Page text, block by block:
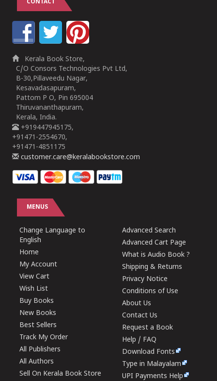
CONTACT
Kerala Book Store,
C/O Consors Technologies Pvt Ltd,
B-30,Pillaveedu Nagar,
Kesavadasapuram,
Pattom P O, Pin 695004
Thiruvananthapuram,
Kerala, India.
+919447945175,
+91471-2554670,
+91471-4851175
customer.care@keralabookstore.com
MENUS
Change Language to
English
Home
My Account
View Cart
Wish List
Buy Books
New Books
Best Sellers
Track My Order
All Publishers
All Authors
Sell On Kerala Book Store
Advanced Search
Advanced Cart Page
What is Audio Book ?
Shipping & Returns
Privacy Notice
Conditions of Use
About Us
Contact Us
Request a Book
Help / FAQ
Download Fonts
Type in Malayalam
UPI Payments Help